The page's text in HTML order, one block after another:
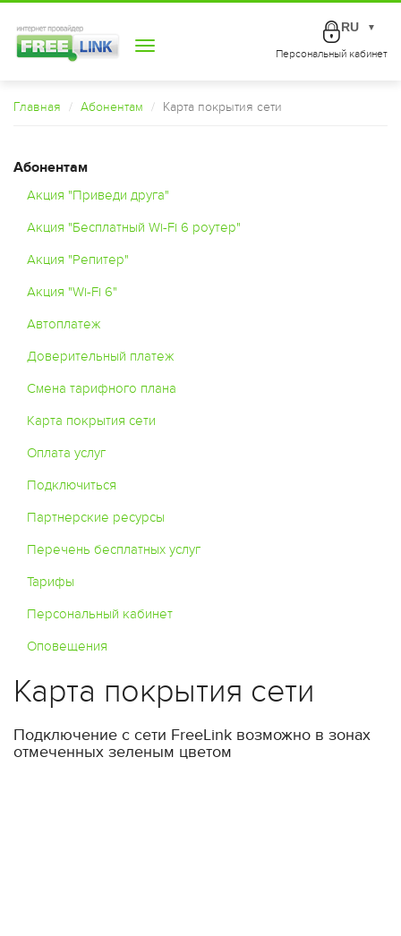
Toggle
Персональный кабинет
RU ▼
Главная Абонентам Карта покрытия сети
Абонентам
Акция "Приведи друга"
Акция "Бесплатный Wi-Fi 6 роутер"
Акция "Репитер"
Акция "Wi-Fi 6"
Автоплатеж
Доверительный платеж
Смена тарифного плана
Карта покрытия сети
Оплата услуг
Подключиться
Партнерские ресурсы
Перечень бесплатных услуг
Тарифы
Персональный кабинет
Оповещения
Карта покрытия сети
Подключение с сети FreeLink возможно в зонах
отмеченных зеленым цветом